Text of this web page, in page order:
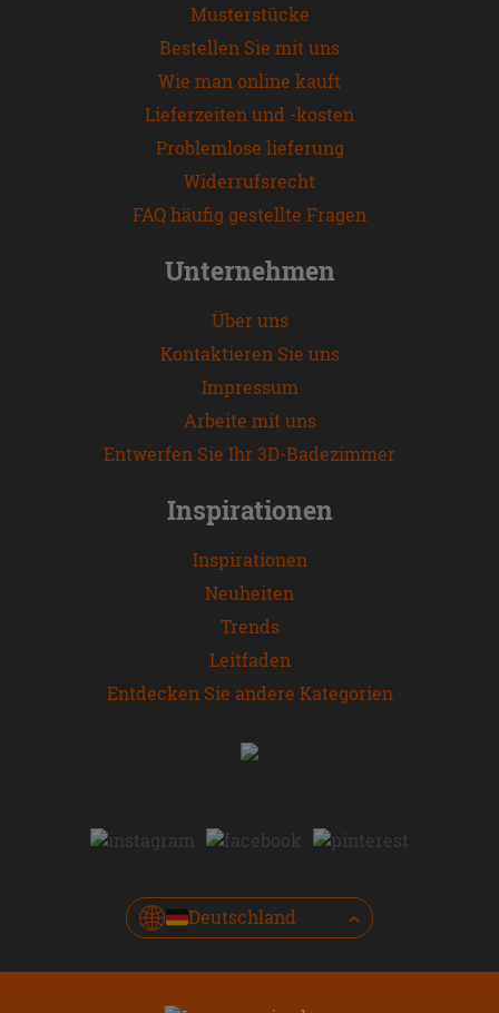
Musterstücke
Bestellen Sie mit uns
Wie man online kauft
Lieferzeiten und -kosten
Problemlose lieferung
Widerrufsrecht
FAQ häufig gestellte Fragen
Unternehmen
Über uns
Kontaktieren Sie uns
Impressum
Arbeite mit uns
Entwerfen Sie Ihr 3D-Badezimmer
Inspirationen
Inspirationen
Neuheiten
Trends
Leitfaden
Entdecken Sie andere Kategorien
Deutschland